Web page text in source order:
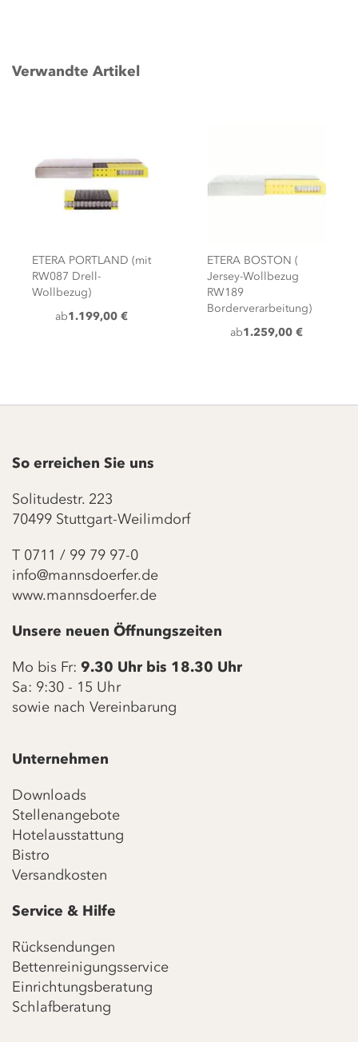
Verwandte Artikel
ETERA PORTLAND (mit
RW087 Drell-
Wollbezug)
ab1.199,00 €
ETERA BOSTON (
Jersey-Wollbezug
RW189
Borderverarbeitung)
ab1.259,00 €
So erreichen Sie uns
Solitudestr. 223
70499 Stuttgart-Weilimdorf
T 0711 / 99 79 97-0
info@mannsdoerfer.de
www.mannsdoerfer.de
Unsere neuen Öffnungszeiten
Mo bis Fr: 9.30 Uhr bis 18.30 Uhr
Sa: 9:30 - 15 Uhr
sowie nach Vereinbarung
Unternehmen
Downloads
Stellenangebote
Hotelausstattung
Bistro
Versandkosten
Service & Hilfe
Rücksendungen
Bettenreinigungsservice
Einrichtungsberatung
Schlafberatung